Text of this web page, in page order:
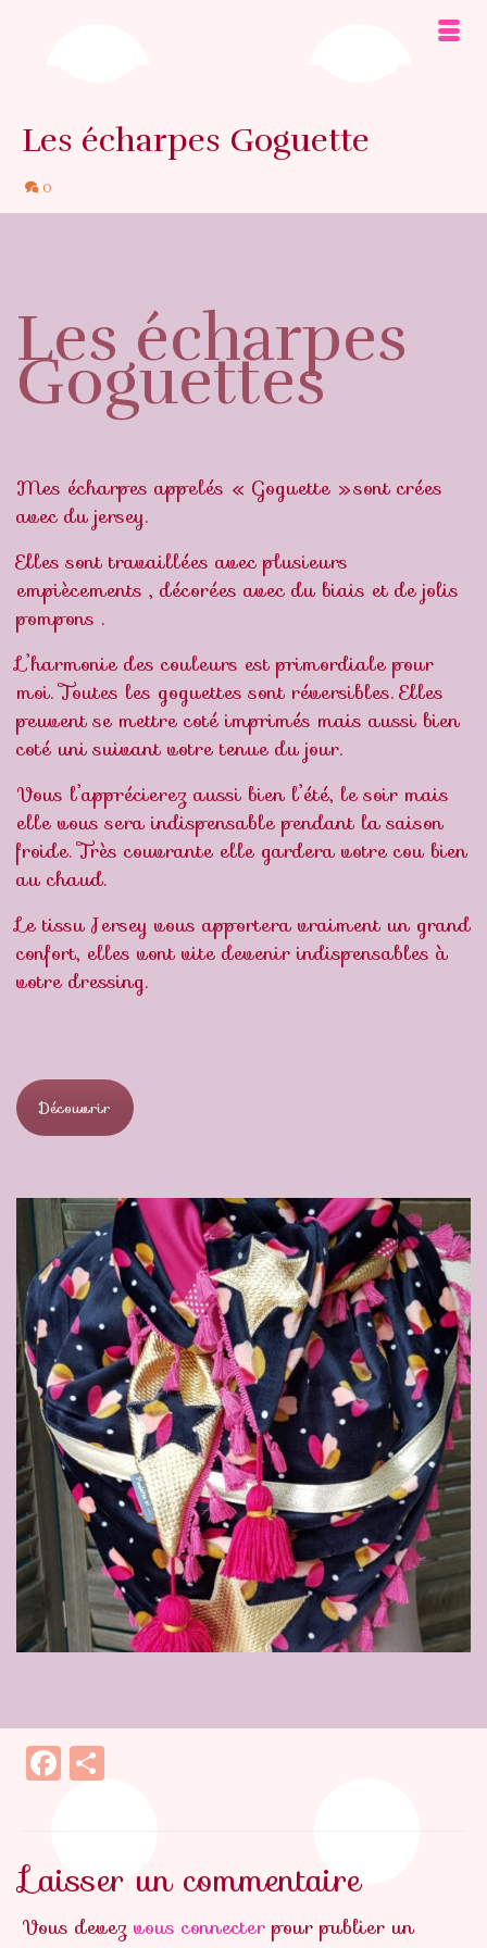
Les écharpes Goguette
0
Les écharpes
Goguettes
Mes écharpes appelés « Goguette » sont crées
avec du jersey.
Elles sont travaillées avec plusieurs
empiècements , décorées avec du biais et de jolis
pompons .
L’harmonie des couleurs est primordiale pour
moi. Toutes les goguettes sont réversibles. Elles
peuvent se mettre coté imprimés mais aussi bien
coté uni suivant votre tenue du jour.
Vous l’apprécierez aussi bien l’été, le soir mais
elle vous sera indispensable pendant la saison
froide. Très couvrante elle gardera votre cou bien
au chaud.
Le tissu Jersey vous apportera vraiment un grand
confort, elles vont vite devenir indispensables à
votre dressing.
Découvrir
Facebook
Laisser un commentaire
Vous devezvous connecter pour publier un